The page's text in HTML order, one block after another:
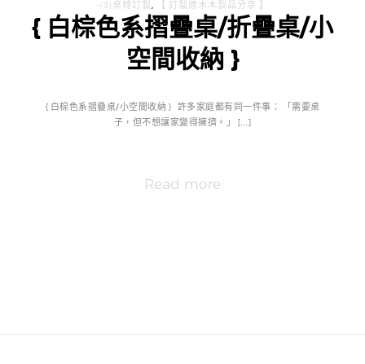
-(3)桌椅訂製, 【 訂製原木木製品分享 】
{ 白棕色系摺疊桌/折疊桌/小
空間收納 }
{ 白棕色系摺疊桌/小空間收納 } 許多家庭都有同一件事： 「需要桌
子，但不想讓家變得擁擠。」 […]
Read more